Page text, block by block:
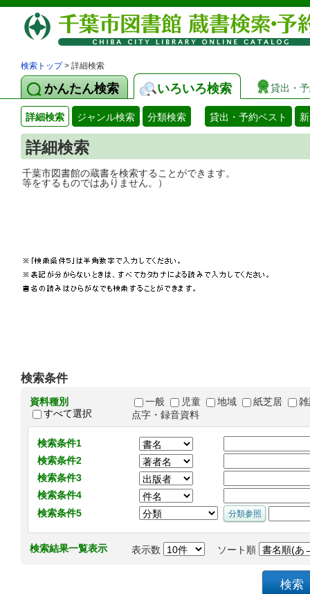
検索トップ> 詳細検索
かんたん検索 いろいろ検索 貸出・
詳細検索 ジャンル検索 分類検索 貸出・予約ベスト
詳細検索
千葉市図書館の蔵書を検索することがで
等をするものではありません。）
検索条件
資料種別
すべて選択
一般 児童 地域 紙芝居
点字・録音資料
検索条件1
検索条件2
検索条件3
検索条件4
検索条件5
検索結果一覧表示 表示数 ソート順